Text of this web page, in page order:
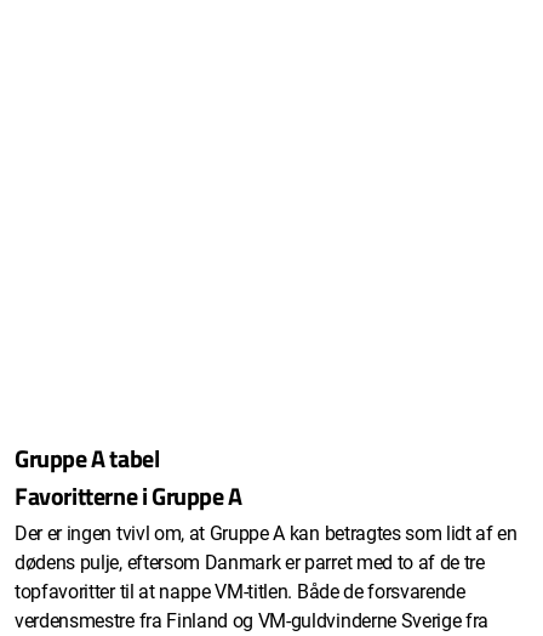
Gruppe A tabel
Favoritterne i Gruppe A
Der er ingen tvivl om, at Gruppe A kan betragtes som lidt af en
dødens pulje, eftersom Danmark er parret med to af de tre
topfavoritter til at nappe VM-titlen. Både de forsvarende
verdensmestre fra Finland og VM-guldvinderne Sverige fra